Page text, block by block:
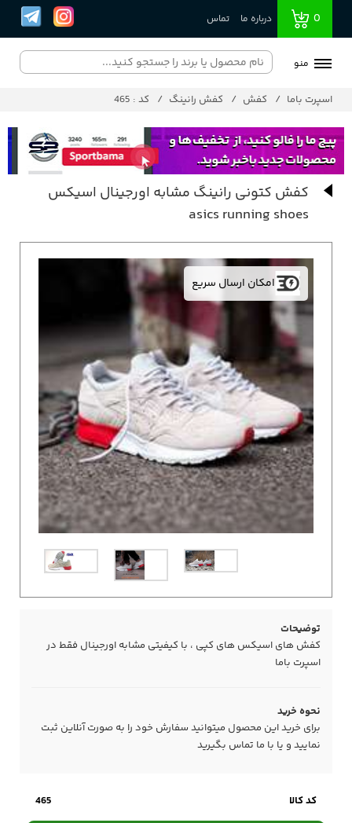
0 درباره ما تماس
منو
اسپرت باما کفش کفش رانینگ کد : 465
کفش کتونی رانینگ مشابه اورجینال اسیکس
asics running shoes
امکان ارسال سریع
توضیحات
کفش های اسیکس های کپی ، با کیفیتی مشابه اورجینال فقط در
اسپرت باما
نحوه خرید
برای خرید این محصول میتوانید سفارش خود را به صورت آنلاین ثبت
نمایید و یا با ما تماس بگیرید
کد کالا 465